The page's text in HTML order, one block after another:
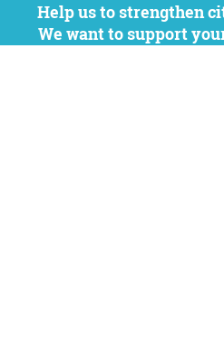
Help us to strengthen citizen participation.
We want to support